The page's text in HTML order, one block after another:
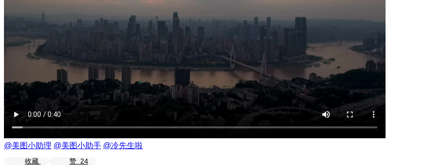
@美图小助理 @美图小助手 @冷先生啦
收藏 赞 24